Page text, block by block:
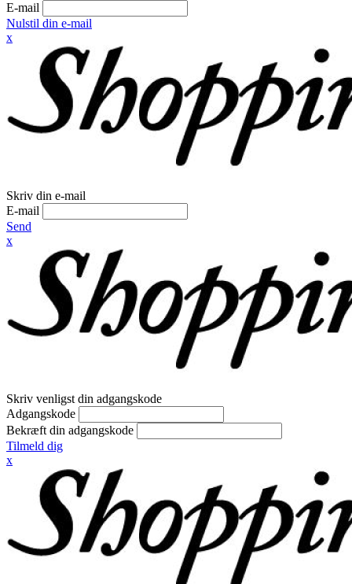
E-mail
Nulstil din e-mail
x
Skriv din e-mail
E-mail
Send
x
Skriv venligst din adgangskode
Adgangskode
Bekræft din adgangskode
Tilmeld dig
x